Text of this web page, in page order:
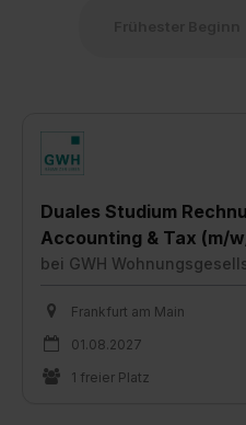
Duales Studium
Accounting & Tax (m/
bei GWH
Frankfurt am Main
01.08.2027
1 freier Platz